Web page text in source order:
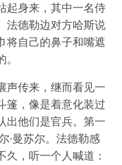
起身来，其中一名侍
法德勒边对方哈斯说
将自己的鼻子和嘴遮
声传来，继而看见一
篷，像是着意化装过
出他们是官兵。第一
·曼苏尔。法德勒感
，听一个人喊道：